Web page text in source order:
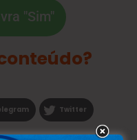
"Sim"
Twitter